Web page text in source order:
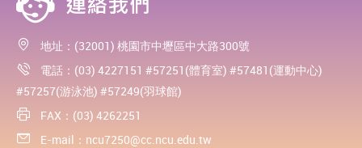
地址：(32001) 桃園市中壢區中大路300號
電話：(03) 4227151 #57251(體育室) #57481(運動中心)
#57257(游泳池) #57249(羽球館)
FAX：(03) 4262251
E-mail： ncu7250@cc.ncu.edu.tw